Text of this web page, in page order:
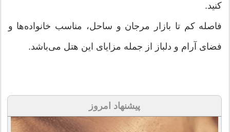
کنید.
فاصله کم تا بازار مرجان و ساحل، مناسب خانواده‌ها و
فضای آرام و دلباز از جمله مزایای این هتل می‌باشد.
پیشنهاد امروز